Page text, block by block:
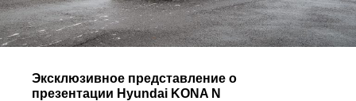
Эксклюзивное представление о
презентации Hyundai KONA N